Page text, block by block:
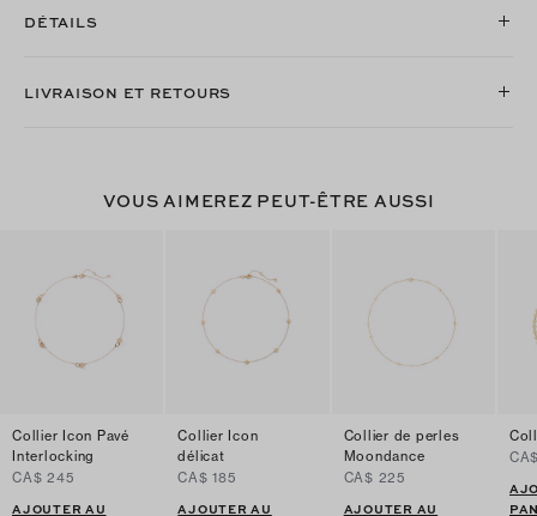
DÉTAILS
LIVRAISON ET RETOURS
VOUS AIMEREZ PEUT-ÊTRE AUSSI
Collier Icon Pavé
Interlocking
CA$ 245
AJOUTER AU
Collier Icon
délicat
CA$ 185
AJOUTER AU
Collier de perles
Moondance
CA$ 225
AJOUTER AU